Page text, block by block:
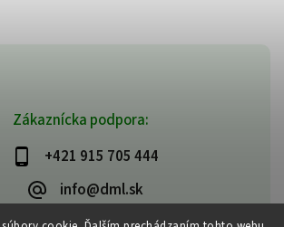
Zákaznícka podpora:
+421 915 705 444
info@dml.sk